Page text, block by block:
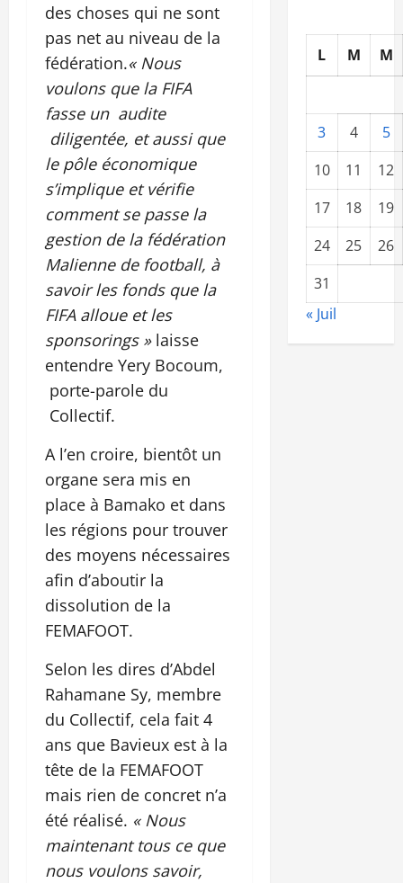
des choses qui ne sont
pas net au niveau de la
fédération.« Nous
voulons que la FIFA
fasse un audite
diligentée, et aussi que
le pôle économique
s’implique et vérifie
comment se passe la
gestion de la fédération
Malienne de football, à
savoir les fonds que la
FIFA alloue et les
sponsorings »laisse
entendre Yery Bocoum,
porte-parole du
Collectif.
A l’en croire, bientôt un
organe sera mis en
place à Bamako et dans
les régions pour trouver
des moyens nécessaires
afin d’aboutir la
dissolution de la
FEMAFOOT.
Selon les dires d’Abdel
Rahamane Sy, membre
du Collectif, cela fait 4
ans que Bavieux est à la
tête de la FEMAFOOT
mais rien de concret n’a
été réalisé. « Nous
maintenant tous ce que
nous voulons savoir,
L M M
3 4
5
10
11
12
17
18
19
24
25
26
31
« Juil